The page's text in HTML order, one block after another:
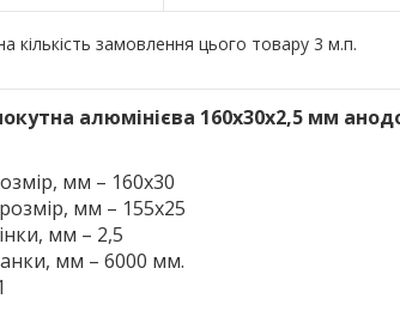
кількість замовлення цього товару 3 м.п.
алюмінієва 160х30х2,5 мм
мм – 160х30
мм – 155х25
мм – 2,5
мм – 6000 мм.